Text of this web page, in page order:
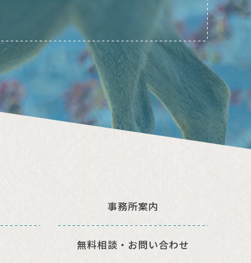
事務所案内
無料相談・ お問い合わせ